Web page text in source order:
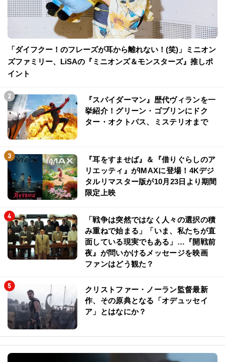
「ダイフクー！のフレーズが耳から離れない！(笑)」ミニオン
ズファミリー、LiSAの『ミニオンズ＆モンスターズ』推しポ
イント
『スパイダーマン』歴代ヴィランを一
挙紹介！グリーン・ゴブリンにドク
ター・オクトパス、ミステリオまで
『耳をすませば』＆『借りぐらしのア
リエッティ』がIMAXに登場！4Kデジ
タルリマスター版が10月23日より期間
限定上映
「戦争は突然ではなく人々の選択の積
み重ねで始まる」「いま、私たちが直
面している現実でもある」…『開戦前
夜』が問いかけるメッセージを映画
ファンはどう観た？
クリストファー・ノーラン監督最新
作、その原典となる「オデュッセイ
ア」とはなにか？